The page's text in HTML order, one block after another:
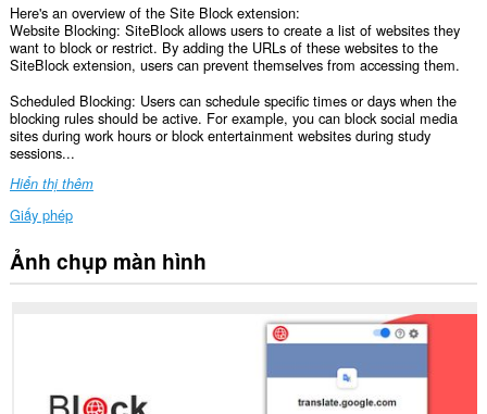
Here's an overview of the Site Block extension:
Website Blocking: SiteBlock allows users to create a list of websites they
want to block or restrict. By adding the URLs of these websites to the
SiteBlock extension, users can prevent themselves from accessing them.
Scheduled Blocking: Users can schedule specific times or days when the
blocking rules should be active. For example, you can block social media
sites during work hours or block entertainment websites during study
sessions...
Hiển thị thêm
Giấy phép
Tiện
ích
Ảnh chụp màn hình